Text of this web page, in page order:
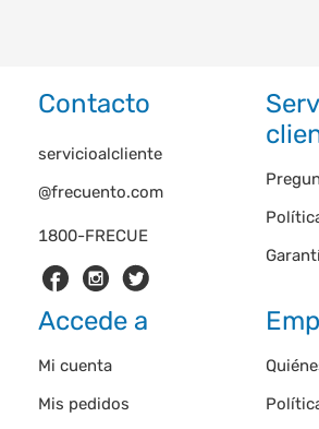
Contacto
1800-FRECUE
servicioalcliente
@frecuento.com
Accede a
Mi cuenta
Mis pedidos